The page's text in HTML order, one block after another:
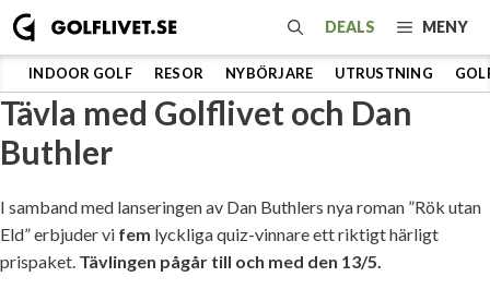
Hoppa
till
innehåll
MENY
DEALS
INDOOR GOLF RESOR NYBÖRJARE UTRUSTNING
Tävla med Golflivet och Dan
Buthler
I samband med lanseringen av Dan Buthlers nya roman ”Rök utan
Eld” erbjuder vi fem lyckliga quiz-vinnare ett riktigt härligt
prispaket. Tävlingen pågår till och med den 13/5.